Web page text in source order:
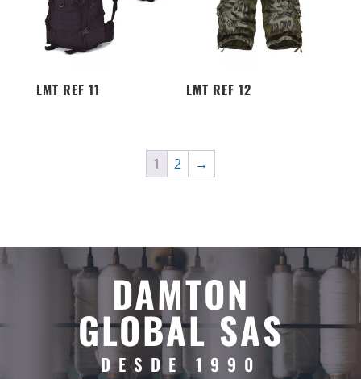
LMT REF 11 LMT REF 12
1 2 →
DAMTON
GLOBAL SAS
DESDE 1990